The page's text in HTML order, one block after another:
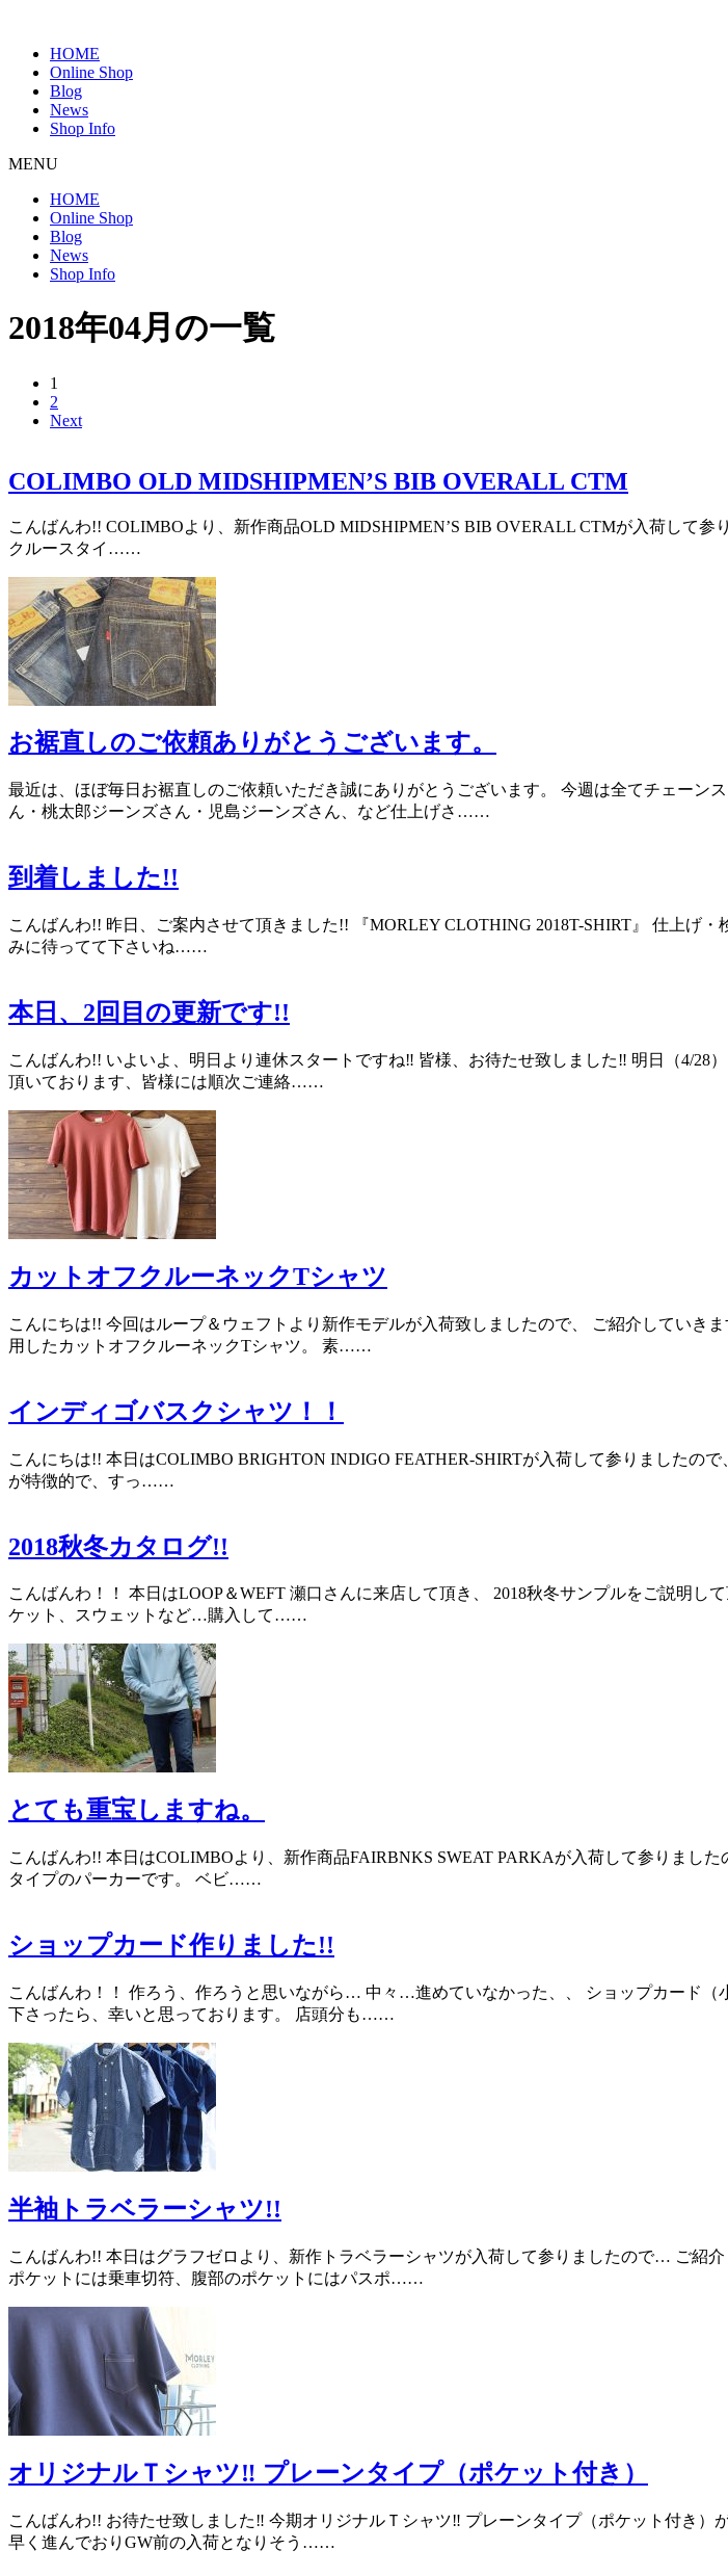
HOME
Online Shop
Blog
News
Shop Info
MENU
HOME
Online Shop
Blog
News
Shop Info
2018年04月の一覧
1
2
Next
COLIMBO OLD MIDSHIPMEN’S BIB OVERALL CTM
こんばんわ!! COLIMBOより、新作商品OLD MIDSHIPMEN’S BIB OVERALL CTMが入荷して
クルースタイ……
お裾直しのご依頼ありがとうございます。
最近は、ほぼ毎日お裾直しのご依頼いただき誠にありがとうございます。 今週は全てチェーン
ん・桃太郎ジーンズさん・児島ジーンズさん、など仕上げさ……
到着しました!!
こんばんわ!! 昨日、ご案内させて頂きました!! 『MORLEY CLOTHING 2018T-SHIRT』 仕上げ
みに待ってて下さいね……
本日、2回目の更新です!!
こんばんわ!! いよいよ、明日より連休スタートですね‼︎ 皆様、お待たせ致しました‼︎ 明日（4/
頂いております、皆様には順次ご連絡……
カットオフクルーネックTシャツ
こんにちは!! 今回はループ＆ウェフトより新作モデルが入荷致しましたので、 ご紹介してい
用したカットオフクルーネックTシャツ。 素……
インディゴバスクシャツ！！
こんにちは!! 本日はCOLIMBO BRIGHTON INDIGO FEATHER-SHIRTが入荷して参りましたの
が特徴的で、すっ……
2018秋冬カタログ!!
こんばんわ！！ 本日はLOOP＆WEFT 瀬口さんに来店して頂き、 2018秋冬サンプルをご説明
ケット、スウェットなど…購入して……
とても重宝しますね。
こんばんわ!! 本日はCOLIMBOより、新作商品FAIRBNKS SWEAT PARKAが入荷して参りまし
タイプのパーカーです。 ベビ……
ショップカード作りました!!
こんばんわ！！ 作ろう、作ろうと思いながら… 中々…進めていなかった、、 ショップカード
下さったら、幸いと思っております。 店頭分も……
半袖トラベラーシャツ!!
こんばんわ!! 本日はグラフゼロより、新作トラベラーシャツが入荷して参りましたので… ご紹
ポケットには乗車切符、腹部のポケットにはパスポ……
オリジナルＴシャツ‼︎ プレーンタイプ（ポケット付き）
こんばんわ!! お待たせ致しました‼︎ 今期オリジナルＴシャツ‼︎ プレーンタイプ（ポケット付き
早く進んでおりGW前の入荷となりそう……